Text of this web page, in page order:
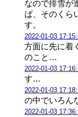
なので排雪が
ば、そのくら
す。
2022-01-03
方面に先に着
のこと…
2022-01-03
す…
2022-01-03
の中でいろん
2022-01-03